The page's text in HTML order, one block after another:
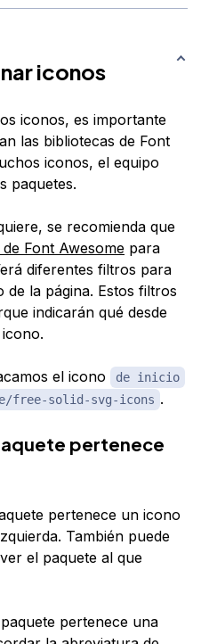
iconos
iconos, es importante
las bibliotecas de Font
iconos, el equipo
paquetes.
se recomienda que
Font Awesome para
diferentes filtros para
de la página. Estos filtros
indicarán qué desde
el icono de inicio
free-solid-svg-icons .
pertenece
pertenece un icono
También puede
el paquete al que
pertenece una